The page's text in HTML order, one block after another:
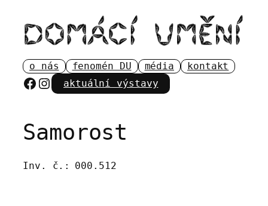
obsah
o nás fenomén DU média kontakt
Facebook
Instagram
aktuální výstavy
Samorost
Inv. č.: 000.512